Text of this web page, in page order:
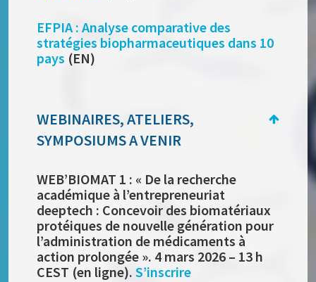
EFPIA : Analyse comparative des
stratégies biopharmaceutiques dans 10
pays (EN)
WEBINAIRES, ATELIERS,
SYMPOSIUMS A VENIR
WEB’BIOMAT 1 : « De la recherche
académique à l’entrepreneuriat
deeptech : Concevoir des biomatériaux
protéiques de nouvelle génération pour
l’administration de médicaments à
action prolongée ». 4 mars 2026 – 13 h
CEST (en ligne).S’inscrire